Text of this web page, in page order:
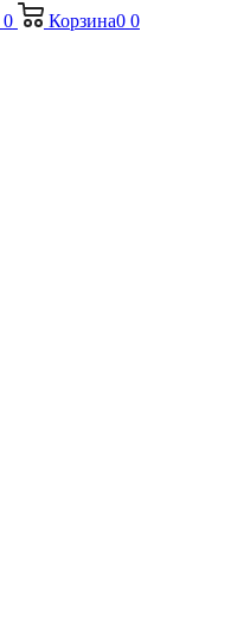
0 Корзина0 0